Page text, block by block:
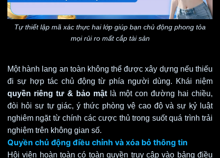
Tự thiết lập mã xác thực hai lớp giúp bạn chủ động phong tỏa
mọi rủi ro mất cắp tài sản
Một hành lang an toàn không thể được xây dựng nếu thiếu
đi sự hợp tác chủ động từ phía người dùng. Khái niệm
quyền riêng tư & bảo mật là một con đường hai chiều,
đòi hỏi sự tự giác, ý thức phòng vệ cao độ và sự kỷ luật
nghiêm ngặt từ chính các cược thủ trong suốt quá trình trải
nghiệm trên không gian số.
Quyền chủ động điều chỉnh và xóa bỏ thông tin
Hội viên hoàn toàn có toàn quyền truy cập vào bảng điều